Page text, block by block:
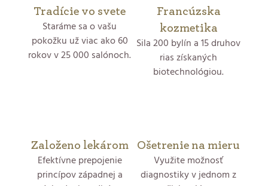
Tradície vo svete
Staráme sa o vašu
pokožku už viac ako 60
rokov v 25 000 salónoch.
Francúzska
kozmetika
Sila 200 bylín a 15 druhov
rias získaných
biotechnológiou.
Založeno lekárom
Efektívne prepojenie
princípov západnej a
Ošetrenie na mieru
Využite možnosť
diagnostiky v jednom z